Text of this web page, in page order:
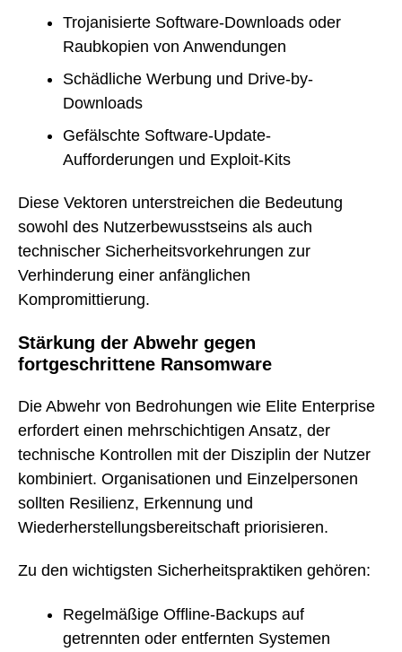
Trojanisierte Software-Downloads oder
Raubkopien von Anwendungen
Schädliche Werbung und Drive-by-
Downloads
Gefälschte Software-Update-
Aufforderungen und Exploit-Kits
Diese Vektoren unterstreichen die Bedeutung
sowohl des Nutzerbewusstseins als auch
technischer Sicherheitsvorkehrungen zur
Verhinderung einer anfänglichen
Kompromittierung.
Stärkung der Abwehr gegen
fortgeschrittene Ransomware
Die Abwehr von Bedrohungen wie Elite Enterprise
erfordert einen mehrschichtigen Ansatz, der
technische Kontrollen mit der Disziplin der Nutzer
kombiniert. Organisationen und Einzelpersonen
sollten Resilienz, Erkennung und
Wiederherstellungsbereitschaft priorisieren.
Zu den wichtigsten Sicherheitspraktiken gehören:
Regelmäßige Offline-Backups auf
getrennten oder entfernten Systemen